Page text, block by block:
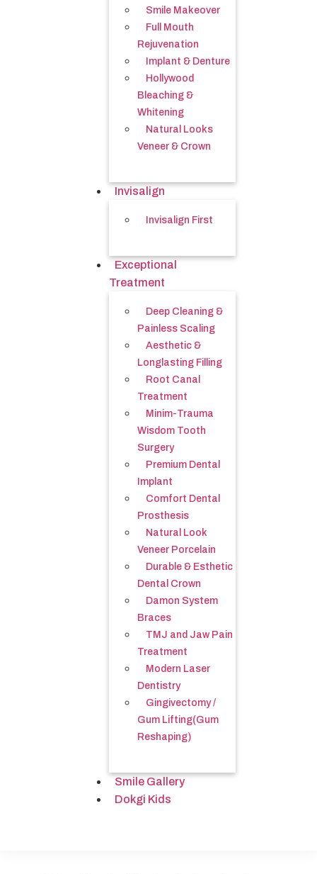
Smile Makeover
Full Mouth
Rejuvenation
Implant & Denture
Hollywood
Bleaching &
Whitening
Natural Looks
Veneer & Crown
Invisalign
Invisalign First
Exceptional
Treatment
Deep Cleaning &
Painless Scaling
Aesthetic &
Longlasting Filling
Root Canal
Treatment
Minim-Trauma
Wisdom Tooth
Surgery
Premium Dental
Implant
Comfort Dental
Prosthesis
Natural Look
Veneer Porcelain
Durable & Esthetic
Dental Crown
Damon System
Braces
TMJ and Jaw Pain
Treatment
Modern Laser
Dentistry
Gingivectomy /
Gum Lifting(Gum
Reshaping)
Smile Gallery
Dokgi Kids